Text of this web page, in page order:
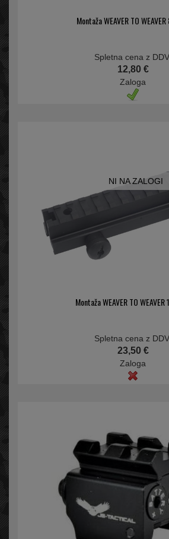
Montaža WEAVER TO
Spletna cena z
12,80 €
Zaloga
NI NA ZALOGI
Montaža WEAVER TO
Spletna cena z
23,50 €
Zaloga